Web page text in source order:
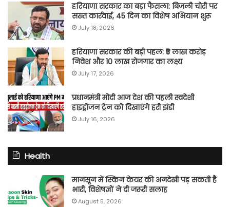
हरियाणा सरकार का बड़ा फैसला: बिजली चोरी पर
सख्त कार्रवाई, 45 दिन का विशेष अभियान शुरू
July 18, 2026
हरियाणा सरकार की बड़ी पहल: ₹5 लाख करोड़
निवेश और 10 लाख रोजगार का लक्ष्य
July 17, 2026
प्रधानमंत्री मोदी आज देश की पहली स्वदेशी
हाइड्रोजन ट्रेन को दिखाएंगे हरी झंडी
July 16, 2026
Health
मानसून में स्किन केयर की अनदेखी पड़ सकती है
भारी, विशेषज्ञों ने दी जरूरी सलाह
August 5, 2026